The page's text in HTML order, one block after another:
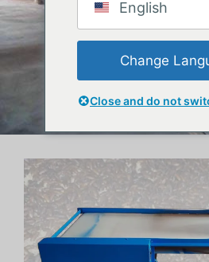
English
Change
Close and do not